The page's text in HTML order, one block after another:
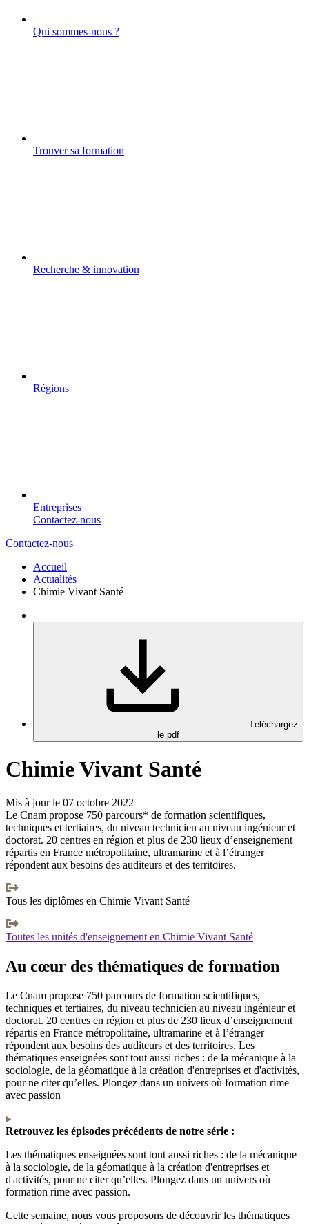
Qui sommes-nous ?
Trouver sa formation
Recherche & innovation
Régions
Entreprises
Contactez-nous
Contactez-nous
Accueil
Actualités
Chimie Vivant Santé
Téléchargez
le pdf
Chimie Vivant Santé
Mis à jour le 07 octobre 2022
Le Cnam propose 750 parcours* de formation scientifiques,
techniques et tertiaires, du niveau technicien au niveau ingénieur et
doctorat. 20 centres en région et plus de 230 lieux d’enseignement
répartis en France métropolitaine, ultramarine et à l’étranger
répondent aux besoins des auditeurs et des territoires.
Tous les diplômes en Chimie Vivant Santé
Toutes les unités d'enseignement en Chimie Vivant Santé
Au cœur des thématiques de formation
Le Cnam propose 750 parcours de formation scientifiques,
techniques et tertiaires, du niveau technicien au niveau ingénieur et
doctorat. 20 centres en région et plus de 230 lieux d’enseignement
répartis en France métropolitaine, ultramarine et à l’étranger
répondent aux besoins des auditeurs et des territoires. Les
thématiques enseignées sont tout aussi riches : de la mécanique à la
sociologie, de la géomatique à la création d'entreprises et d'activités,
pour ne citer qu’elles. Plongez dans un univers où formation rime
avec passion
Retrouvez les épisodes précédents de notre série :
Les thématiques enseignées sont tout aussi riches : de la mécanique
à la sociologie, de la géomatique à la création d'entreprises et
d'activités, pour ne citer qu’elles. Plongez dans un univers où
formation rime avec passion.
Cette semaine, nous vous proposons de découvrir les thématiques